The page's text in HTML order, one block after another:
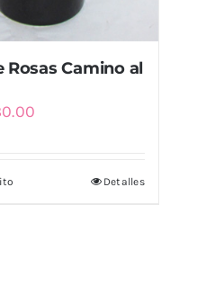
Camino al
Detalles